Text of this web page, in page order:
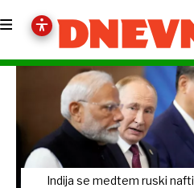
Indija se medtem ruski nafti